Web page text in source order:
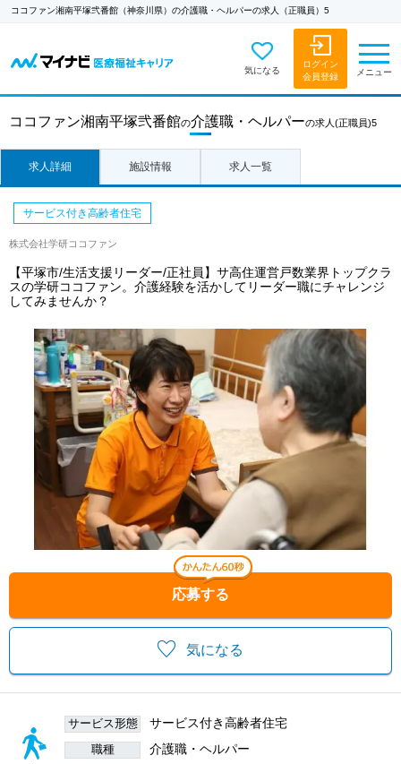
ココファン湘南平塚弐番館（神奈川県）の介護職・ヘルパーの求人（正職員）5
気になる
ログイン
会員登録
メニュー
ココファン湘南平塚弐番館の介護職・ヘルパーの求人 (正職員)5
求人詳細 施設情報 求人一覧
気になる
応募する
サービス付き高齢者住宅
株式会社学研ココファン
【平塚市/生活支援リーダー/正社員】サ高住運営戸数業界トップクラ
スの学研ココファン。介護経験を活かしてリーダー職にチャレンジ
してみませんか？
サービス形態 サービス付き高齢者住宅
職種 介護職・ヘルパー